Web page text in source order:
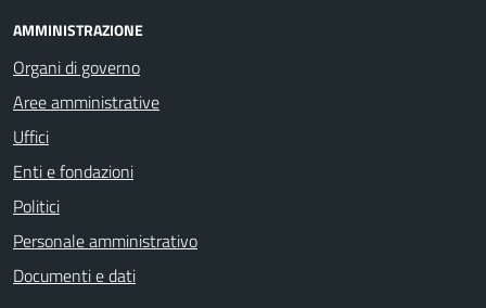
AMMINISTRAZIONE
Organi di governo
Aree amministrative
Uffici
Enti e fondazioni
Politici
Personale amministrativo
Documenti e dati